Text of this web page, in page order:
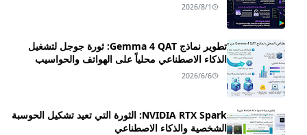
2026/8/1
تطوير نماذج Gemma 4 QAT: ثورة جوجل لتشغيل
الذكاء الاصطناعي محلياً على الهواتف والحواسيب
2026/6/6
NVIDIA RTX Spark: الثورة التي تعيد تشكيل الحوسبة
الشخصية والذكاء الاصطناعي